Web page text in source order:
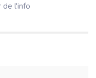
de l'info